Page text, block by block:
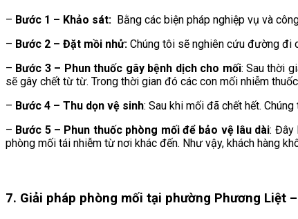
– Bước 1 – Khảo sát: Bằng các biện pháp nghiệp vụ và
– Bước 2 – Đặt mồi nhử: Chúng tôi sẽ nghiên cứu đường đi
– Bước 3 – Phun thuốc gây bệnh dịch cho mối: Sau thời
sẽ gây chết từ từ. Trong thời gian đó các con mối nhiễm
– Bước 4 – Thu dọn vệ sinh: Sau khi mối đã chết hết.
– Bước 5 – Phun thuốc phòng mối để bảo vệ lâu dài: Đây
phòng mối tái nhiễm từ nơi khác đến. Như vậy, khách hàng
7. Giải pháp phòng mối tại phường Phương Liệt